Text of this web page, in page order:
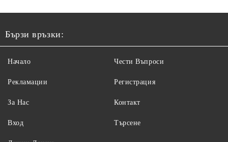
Бързи връзки:
Начало
Рекламации
За Нас
Вход
Чести Въпроси
Регистрация
Контакт
Търсене